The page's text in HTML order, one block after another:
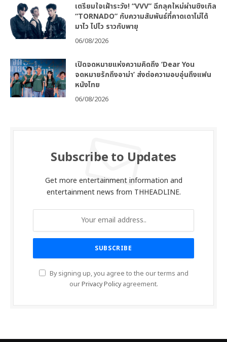
เตรียมใจเฝ้าระวัง! “VVV” ฉีกลุคใหม่ผ่านซิงเกิล
“TORNADO” กับความสัมพันธ์ที่คาดเดาไม่ได้
มาไว ไปไว ราวกับพายุ
06/08/2026
เปิดจดหมายแห่งความคิดถึง ‘Dear You
จดหมายรักถึงอาม่า’ ส่งต่อความอบอุ่นถึงแฟน
หนังไทย
06/08/2026
Subscribe to Updates
Get more entertainment information and
entertainment news from THHEADLINE.
By signing up, you agree to the our terms and
ourPrivacy Policyagreement.